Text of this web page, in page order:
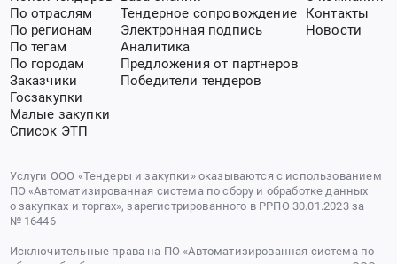
По отраслям
По регионам
По тегам
По городам
Заказчики
Госзакупки
Малые закупки
Список ЭТП
Тендерное сопровождение
Электронная подпись
Аналитика
Предложения от партнеров
Победители тендеров
Контакты
Новости
Услуги ООО «Тендеры и закупки» оказываются с использованием
ПО «Автоматизированная система по сбору и обработке данных
о закупках и торгах», зарегистрированного в РРПО 30.01.2023 за
№ 16446
Исключительные права на ПО «Автоматизированная система по